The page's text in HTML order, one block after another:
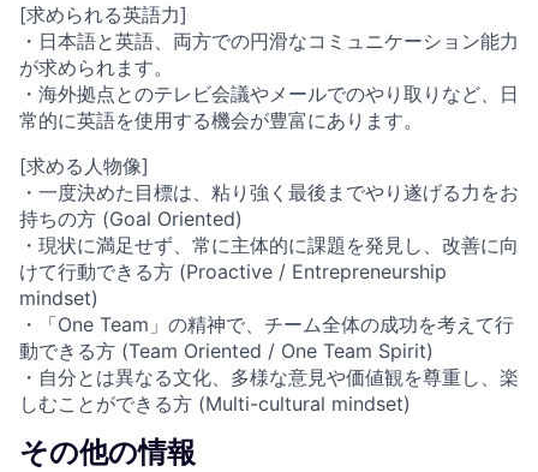
[求められる英語力]
・日本語と英語、両方での円滑なコミュニケーション能力
が求められます。
・海外拠点とのテレビ会議やメールでのやり取りなど、日
常的に英語を使用する機会が豊富にあります。
[求める人物像]
・一度決めた目標は、粘り強く最後までやり遂げる力をお
持ちの方 (Goal Oriented)
・現状に満足せず、常に主体的に課題を発見し、改善に向
けて行動できる方 (Proactive / Entrepreneurship
mindset)
・「One Team」の精神で、チーム全体の成功を考えて行
動できる方 (Team Oriented / One Team Spirit)
・自分とは異なる文化、多様な意見や価値観を尊重し、楽
しむことができる方 (Multi-cultural mindset)
その他の情報